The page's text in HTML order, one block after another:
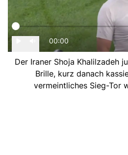
00:00
Der Iraner Shoja Khalilzadeh
Brille, kurz danach
vermeintliches Sieg-Tor